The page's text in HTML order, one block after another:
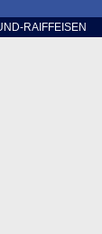
RAIFFEISEN